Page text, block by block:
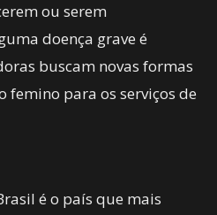
ou serem
doença grave é
buscam novas formas
femino para os serviços de
é o país que mais